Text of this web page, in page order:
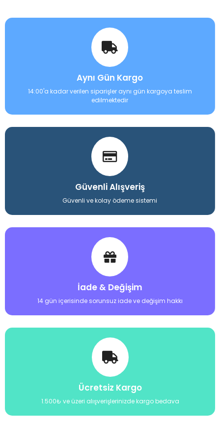
Aynı Gün Kargo
14:00'a kadar verilen siparişler aynı gün kargoya teslim
edilmektedir
Güvenli Alışveriş
Güvenli ve kolay ödeme sistemi
İade & Değişim
14 gün içerisinde sorunsuz iade ve değişim hakkı
Ücretsiz Kargo
1.500₺ ve üzeri alışverişlerinizde kargo bedava